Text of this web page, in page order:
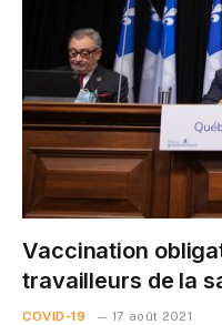
Vaccination
travailleurs de la
COVID-19 17 août 2021